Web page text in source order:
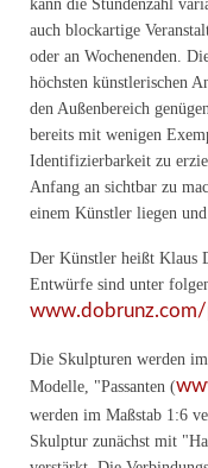
kann die Stundenzahl
auch blockartige
oder an Wochenenden.
höchsten künstlerischen
den Außenbereich
bereits mit wenigen
Identifizierbarkeit zu
Anfang an sichtbar zu
einem Künstler liegen
Der Künstler heißt Klaus
Entwürfe sind unter
Die Skulpturen werden
Modelle, "Passanten (
werden im Maßstab 1:6
Skulptur zunächst mit